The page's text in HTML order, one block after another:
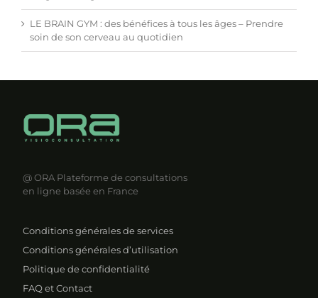
LE BRAIN GYM : des bénéfices à tous les âges – Prendre
soin de son cerveau au quotidien
@ ORA Plateforme de consultations
en ligne basée en France
Conditions générales de services
Conditions générales d’utilisation
Politique de confidentialité
FAQ et Contact